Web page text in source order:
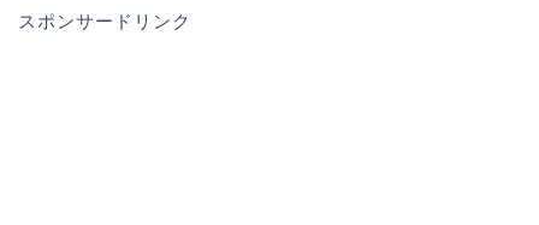
スポンサードリンク